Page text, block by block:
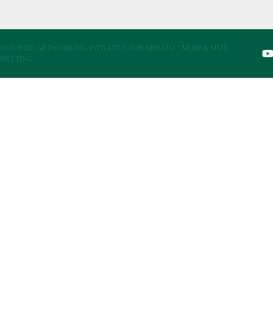
©UNIFIED NETWORKING INITIATIVE FOR MINATO “ MORI & MIZU “
MEETING